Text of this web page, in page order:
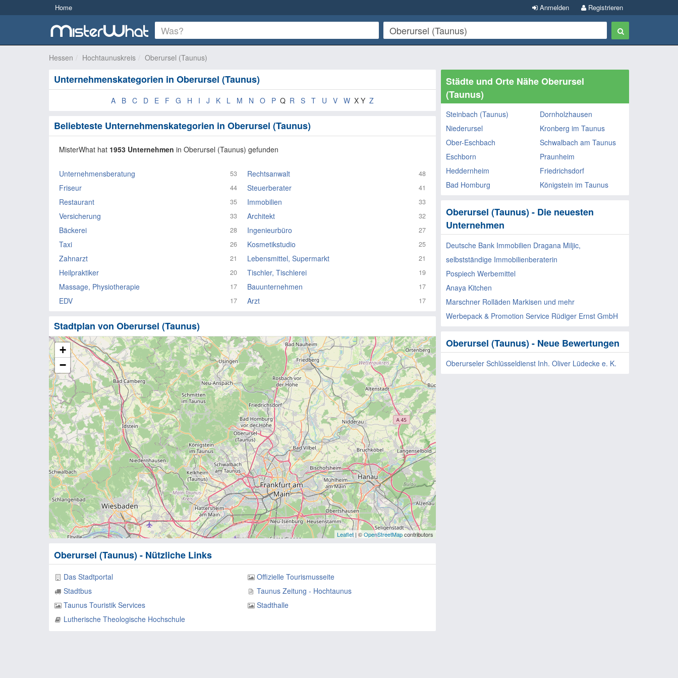
Home Registrieren
Anmelden
Hessen Hochtaunuskreis Oberursel (Taunus)
Unternehmenskategorien in Oberursel (Taunus)
A B C D E F G H I J K L M N O P Q R S T U V W X Y Z
Beliebteste Unternehmenskategorien in Oberursel (Taunus)
MisterWhat hat 1953 Unternehmen in Oberursel (Taunus) gefunden
Unternehmensberatung 53 Rechtsanwalt 48
Friseur 44 Steuerberater 41
Restaurant 35 Immobilien 33
Versicherung 33 Architekt 32
Bäckerei 28 Ingenieurbüro 27
Taxi 26 Kosmetikstudio 25
Zahnarzt 21 Lebensmittel, Supermarkt 21
Heilpraktiker 20 Tischler, Tischlerei 19
Massage, Physiotherapie 17 Bauunternehmen 17
EDV 17 Arzt 17
Stadtplan von Oberursel (Taunus)
+
−
Leaflet| ©OpenStreetMapcontributors
Oberursel (Taunus) - Nützliche Links
Das Stadtportal
Offizielle Tourismusseite
Stadtbus
Taunus Zeitung - Hochtaunus
Taunus Touristik Services
Stadthalle
Lutherische Theologische Hochschule
Städte und Orte Nähe Oberursel
(Taunus)
Steinbach (Taunus)
Dornholzhausen
Niederursel
Kronberg im Taunus
Ober-Eschbach
Schwalbach am Taunus
Eschborn
Praunheim
Heddernheim
Friedrichsdorf
Bad Homburg
Königstein im Taunus
Oberursel (Taunus) - Die neuesten
Unternehmen
Deutsche Bank Immobilien Dragana Miljic,
selbstständige Immobilienberaterin
Pospiech Werbemittel
Anaya Kitchen
Marschner Rolläden Markisen und mehr
Werbepack & Promotion Service Rüdiger Ernst GmbH
Oberursel (Taunus) - Neue Bewertungen
Oberurseler Schlüsseldienst Inh. Oliver Lüdecke e. K.